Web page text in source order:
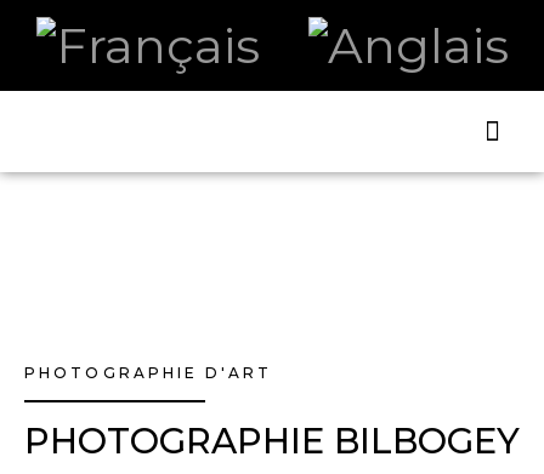
PHOTOGRAPHIE D'ART
PHOTOGRAPHIE BILBOGEY